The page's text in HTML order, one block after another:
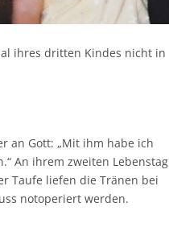
ihres dritten Kindes nicht in
an Gott: „Mit ihm habe ich
An ihrem zweiten Lebenstag
Taufe liefen die Tränen bei
notoperiert werden.